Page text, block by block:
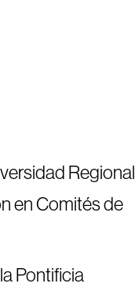
Regional
en Comités de
Pontificia